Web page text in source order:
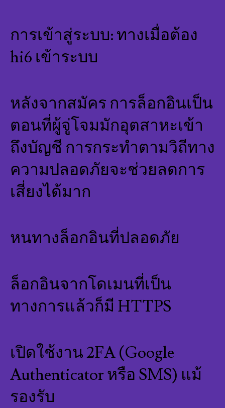
การเข้าสู่ระบบ: ทางเมื่อต้อง
hi6 เข้าระบบ
หลังจากสมัคร การล็อกอินเป็น
ตอนที่ผู้จู่โจมมักอุตสาหะเข้า
ถึงบัญชี การกระทำตามวิถีทาง
ความปลอดภัยจะช่วยลดการ
เสี่ยงได้มาก
หนทางล็อกอินที่ปลอดภัย
ล็อกอินจากโดเมนที่เป็น
ทางการแล้วก็มี HTTPS
เปิดใช้งาน 2FA (Google
Authenticator หรือ SMS) แม้
รองรับ